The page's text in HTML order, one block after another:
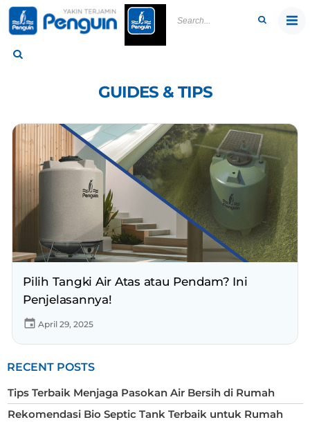
Skip
content
GUIDES & TIPS
Pilih Tangki Air Atas atau Pendam? Ini
Penjelasannya!
April 29, 2025
RECENT POSTS
Tips Terbaik Menjaga Pasokan Air Bersih di Rumah
Rekomendasi Bio Septic Tank Terbaik untuk Rumah